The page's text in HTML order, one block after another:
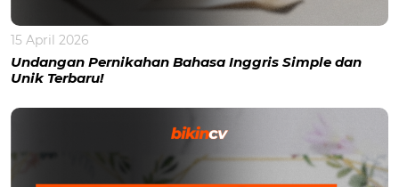
15 April 2026
Undangan Pernikahan Bahasa Inggris Simple dan
Unik Terbaru!